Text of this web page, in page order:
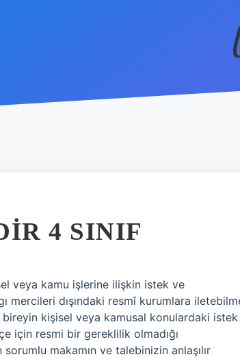
4 SINIF
veya kamu işlerine ilişkin istek ve
mercileri dışındaki resmî kurumlara
bireyin kişisel veya kamusal konulardaki istek
için resmi bir gereklilik olmadığı
makamın ve talebinizin anlaşılır